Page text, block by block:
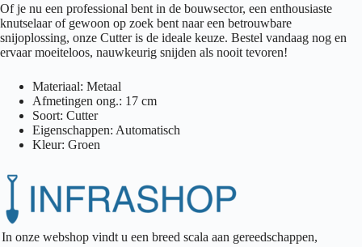
Of je nu een professional bent in de bouwsector, een enthousiaste
knutselaar of gewoon op zoek bent naar een betrouwbare
snijoplossing, onze Cutter is de ideale keuze. Bestel vandaag nog en
ervaar moeiteloos, nauwkeurig snijden als nooit tevoren!
Materiaal: Metaal
Afmetingen ong.: 17 cm
Soort: Cutter
Eigenschappen: Automatisch
Kleur: Groen
In onze webshop vindt u een breed scala aan gereedschappen,